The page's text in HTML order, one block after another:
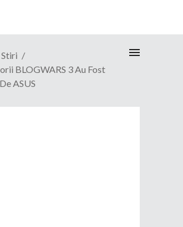
Stiri
BLOGWARS 3 Au Fost
ASUS